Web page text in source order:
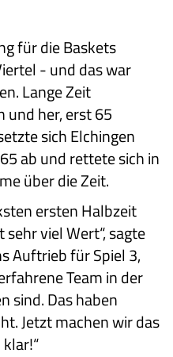
für die Baskets
- und das war
Lange Zeit
und her, erst 65
sich Elchingen
ab und rettete sich in
über die Zeit.
ersten Halbzeit
viel Wert“, sagte
Auftrieb für Spiel 3,
Team in der
sind. Das haben
Jetzt machen wir das